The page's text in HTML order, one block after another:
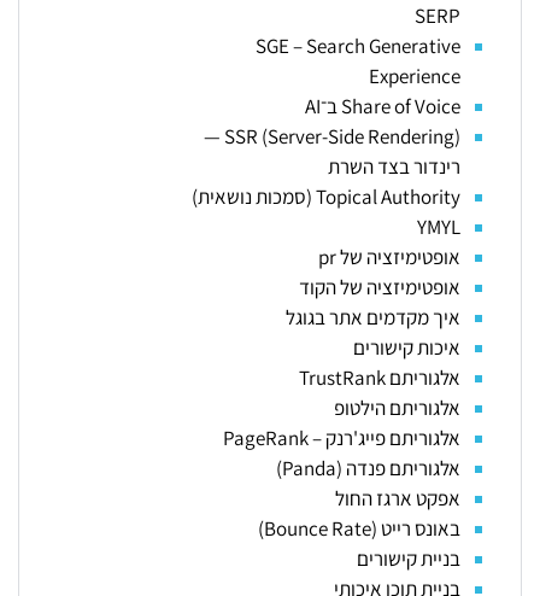
SERP
SGE – Search Generative
Experience
Share of Voice ב־AI
SSR (Server-Side Rendering) —
רינדור בצד השרת
Topical Authority (סמכות נושאית)
YMYL
אופטימיזציה של pr
אופטימיזציה של הקוד
איך מקדמים אתר בגוגל
איכות קישורים
אלגוריתם TrustRank
אלגוריתם הילטופ
אלגוריתם פייג'רנק – PageRank
אלגוריתם פנדה (Panda)
אפקט ארגז החול
באונס רייט (Bounce Rate)
בניית קישורים
בניית תוכן איכותי